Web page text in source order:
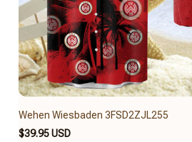
Wehen Wiesbaden 3FSD2ZJL255
$39.95 USD